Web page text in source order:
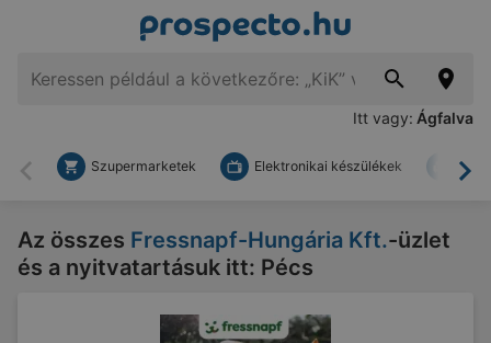
Itt vagy: Ágfalva
Vissza
Szupermarketek Elektronikai készülékek
Az összes Fressnapf-Hungária Kft.-üzlet
és a nyitvatartásuk itt: Pécs